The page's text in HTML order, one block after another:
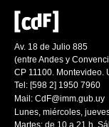
Av. 18 de Julio 885
(entre Andes y
CP 11100. Montevideo.
Tel: [598 2] 1950 7960
Mail: CdF@imm.gub.uy
Lunes, miércoles,
Martes: de 10 a 21 h.